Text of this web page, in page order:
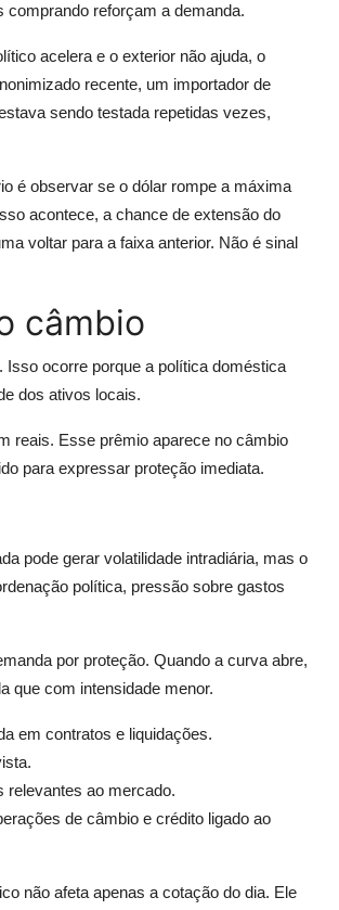
comprando reforçam a demanda.
acelera e o exterior não ajuda, o
recente, um importador de
sendo testada repetidas vezes,
é observar se o dólar rompe a máxima
acontece, a chance de extensão do
voltar para a faixa anterior. Não é sinal
câmbio
ocorre porque a política doméstica
dos ativos locais.
reais. Esse prêmio aparece no câmbio
para expressar proteção imediata.
pode gerar volatilidade intradiária, mas o
política, pressão sobre gastos
por proteção. Quando a curva abre,
que com intensidade menor.
em contratos e liquidações.
relevantes ao mercado.
de câmbio e crédito ligado ao
não afeta apenas a cotação do dia. Ele